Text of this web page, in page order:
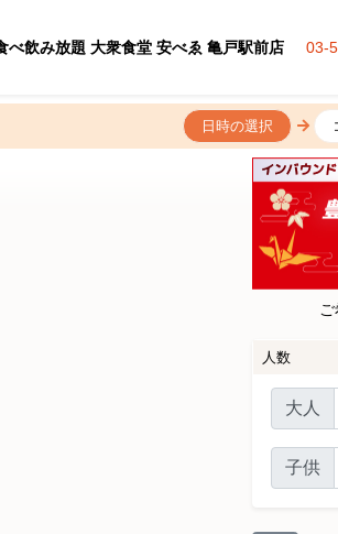
べ飲み放題 大衆食堂 安べゑ 亀戸駅前店 03-
日時の選択
人数
大人
子供